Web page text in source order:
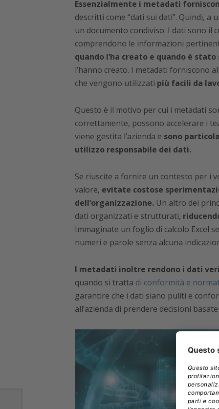
Essenzialmente i metadati
descritti come “dati sui dati”. Quindi,
un documento condiviso. I dati sono il
comprendono le informazioni
quando l’ha creato e quando è
l’hanno creato. I metadati forniscono
che vengono utilizzati più facili da
Questo è il motivo per cui i metadati
correttamente, possono accelerare i
viene gestita l’azienda e sono
utilizzo responsabile dei dati.
Se riuscite a fornire un contesto per i
valore, evitate costose
dell’organizzazione.Un altro dei
dati organizzati e strutturati,
Immaginate un foglio di calcolo Excel
numeri e parole senza alcuna
I metadati inoltre rendono i dati
quando si tratta di conformità e
garantire che i dati siano puliti e
all’azienda di prendere decisioni